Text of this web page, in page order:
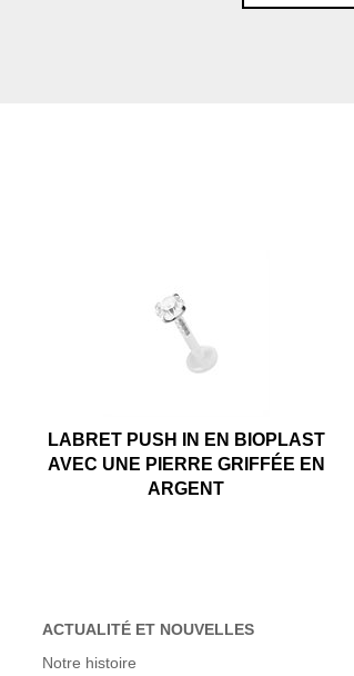
LABRET PUSH IN EN BIOPLAST
AVEC UNE PIERRE GRIFFÉE EN
ARGENT
ACTUALITÉ ET NOUVELLES
Notre histoire